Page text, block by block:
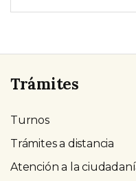
Trámites
Turnos
Trámites a distancia
Atención a la